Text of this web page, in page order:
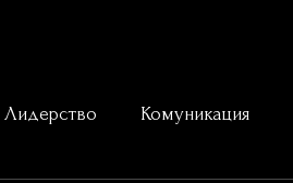
Лидерство Комуникация